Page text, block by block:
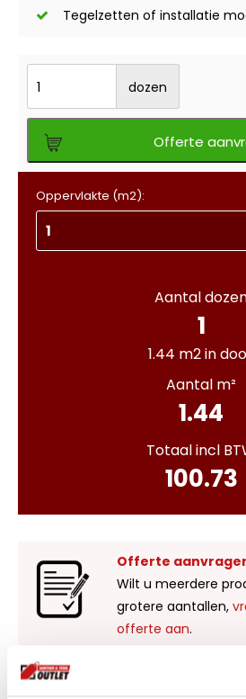
Tegelzetten of installatie
dozen
Offerte
Oppervlakte (m2):
Aantal
1
1.44 m2 in
Aantal m²
1.44
Totaal incl
100.73
Offerte
Wilt u meerdere
grotere aantallen,
offerte aan.